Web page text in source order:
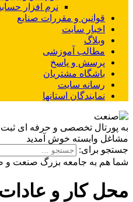
نرم افزار حسابداری
و مقررات صنایع
سایت
آموزشی
و پاسخ
مشتریان
سایت
استانها
تخصصی و حرفه ای ثبت و تبادل
خوش آمدید
جامعه بزرگ صنعت و صنایع ایران
و عادات غلط